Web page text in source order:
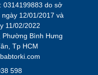
0314199883 do sở
12/01/2017 và
11/02/2022
Bình Hưng
Tp HCM
598